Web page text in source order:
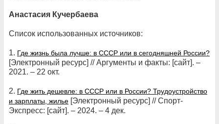
Анастасия Кучербаева
Список использованных источников:
1. Где жизнь была лучше: в СССР или в сегодняшней России?
[Электронный ресурс] // Аргументы и факты: [сайт]. –
2021. – 22 окт.
2. Где жить дешевле: в СССР или в России? Трудоустройство
и зарплаты, жилье [Электронный ресурс] // Спорт-
Экспресс: [сайт]. – 2024. – 4 дек.